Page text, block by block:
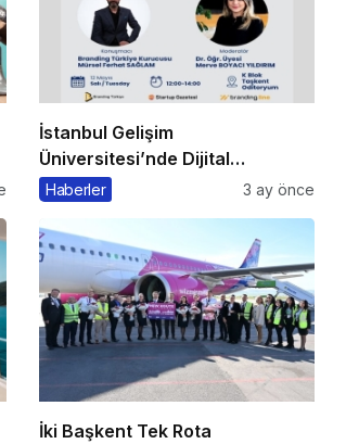
İstanbul Gelişim
Üniversitesi’nde Dijital
Markalaşma 1.0 Etkinliği
Haberler 3 ay önce
İki Başkent Tek Rota